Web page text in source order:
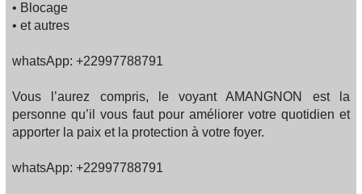
• Blocage
• et autres
whatsApp: +22997788791
Vous l’aurez compris, le voyant AMANGNON est la
personne qu’il vous faut pour améliorer votre quotidien et
apporter la paix et la protection à votre foyer.
whatsApp: +22997788791